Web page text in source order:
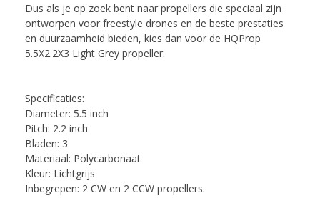
Dus als je op zoek bent naar propellers die speciaal zijn
ontworpen voor freestyle drones en de beste prestaties
en duurzaamheid bieden, kies dan voor de HQProp
5.5X2.2X3 Light Grey propeller.
Specificaties:
Diameter: 5.5 inch
Pitch: 2.2 inch
Bladen: 3
Materiaal: Polycarbonaat
Kleur: Lichtgrijs
Inbegrepen: 2 CW en 2 CCW propellers.